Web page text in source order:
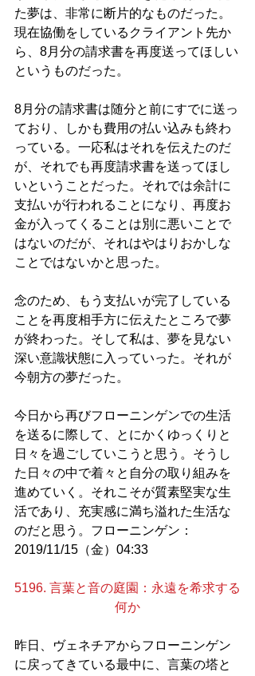
た夢は、非常に断片的なものだった。
現在協働をしているクライアント先か
ら、8月分の請求書を再度送ってほしい
というものだった。
8月分の請求書は随分と前にすでに送っ
ており、しかも費用の払い込みも終わ
っている。一応私はそれを伝えたのだ
が、それでも再度請求書を送ってほし
いということだった。それでは余計に
支払いが行われることになり、再度お
金が入ってくることは別に悪いことで
はないのだが、それはやはりおかしな
ことではないかと思った。
念のため、もう支払いが完了している
ことを再度相手方に伝えたところで夢
が終わった。そして私は、夢を見ない
深い意識状態に入っていった。それが
今朝方の夢だった。
今日から再びフローニンゲンでの生活
を送るに際して、とにかくゆっくりと
日々を過ごしていこうと思う。そうし
た日々の中で着々と自分の取り組みを
進めていく。それこそが質素堅実な生
活であり、充実感に満ち溢れた生活な
のだと思う。フローニンゲン：
2019/11/15（金）04:33
5196. 言葉と音の庭園：永遠を希求する
何か
昨日、ヴェネチアからフローニンゲン
に戻ってきている最中に、言葉の塔と